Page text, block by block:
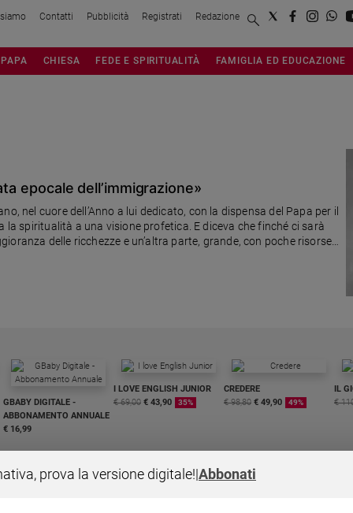
Contatti Pubblicità Registrati Redazione
PAPA CHIESA FEDE E SPIRITUALITÀ FAMIGLIA ED EDUCAZIONE
epocale dell’immigrazione»
nel cuore dell’Anno a lui dedicato, con la dispensa del Papa per il
spiritualità a una visione profetica. E diceva che finché ci sarà
delle ricchezze e un’altra parte, grande, con poche risorse
GBABY DIGITALE -
ABBONAMENTO ANNUALE
€ 16,99
I LOVE ENGLISH JUNIOR
€ 69,00 € 43,90 35%
CREDERE
€ 98,80 € 49,90 49%
IL
€
prova la versione digitale!|Abbonati